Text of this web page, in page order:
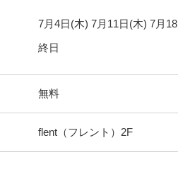
7月4日(木) 7月 11日(木) 7月 18
終日
無料
flent（フレント）2F